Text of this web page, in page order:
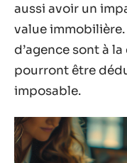
aussi avoir un
value
d’agence sont à
pourront être
imposable.